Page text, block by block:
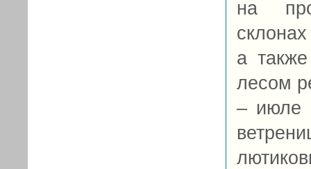
на
а
лесом
– июле